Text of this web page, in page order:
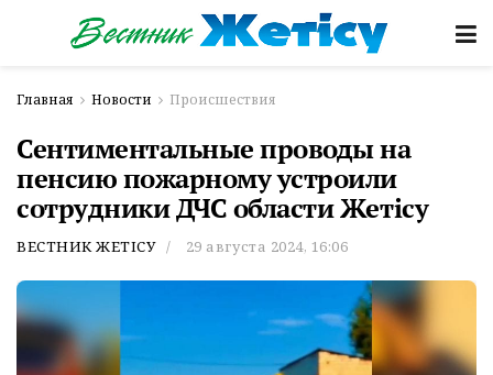
Главная Новости Происшествия
Сентиментальные проводы на
пенсию пожарному устроили
сотрудники ДЧС области Жетісу
ВЕСТНИК ЖЕТІСУ 29 августа 2024, 16:06